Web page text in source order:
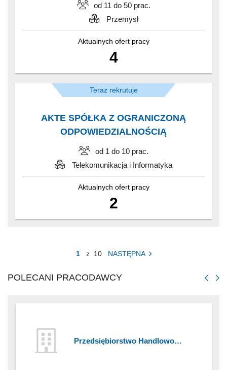
od 11 do 50 prac.
Przemysł
Aktualnych ofert pracy
4
Teraz rekrutuje
AKTE SPÓŁKA Z OGRANICZONĄ
ODPOWIEDZIALNOŚCIĄ
od 1 do 10 prac.
Telekomunikacja i Informatyka
Aktualnych ofert pracy
2
1 z 10 NASTĘPNA
POLECANI PRACODAWCY
Przedsiębiorstwo Handlowo